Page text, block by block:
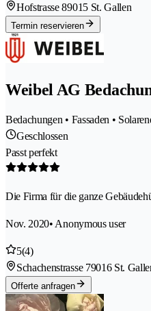
Hofstrasse 89015 St. Gallen
Termin reservieren
Weibel AG
Bedachungen • Fassaden •
Geschlossen
Passt perfekt
Die Firma für die ganze
Nov. 2020• Anonymous user
5(4)
Schachenstrasse 79016 St.
Offerte anfragen